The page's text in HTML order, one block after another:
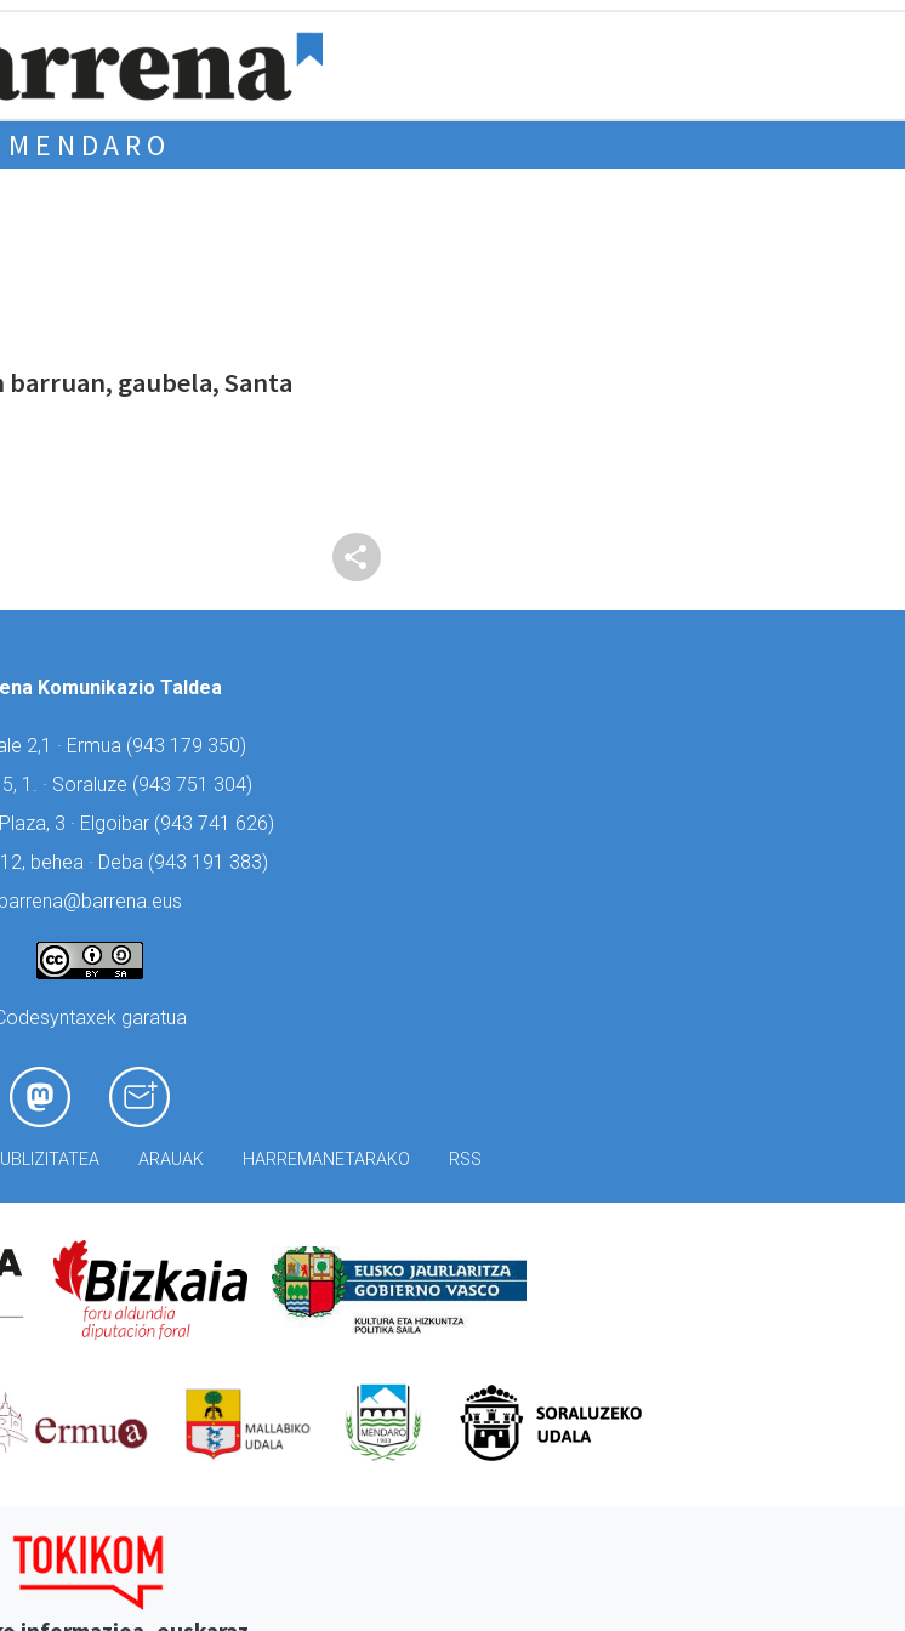
MENDARO
gaubela, Santa
Komunikazio Taldea
2,1 · Ermua (943 179 350)
1. · Soraluze (943 751 304)
3 · Elgoibar (943 741 626)
behea · Deba (943 191 383)
barrena@barrena.eus
garatua
ARAUAK HARREMANETARAKO RSS